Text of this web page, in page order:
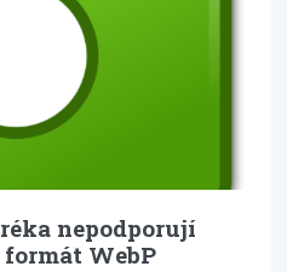
nepodporují
WebP